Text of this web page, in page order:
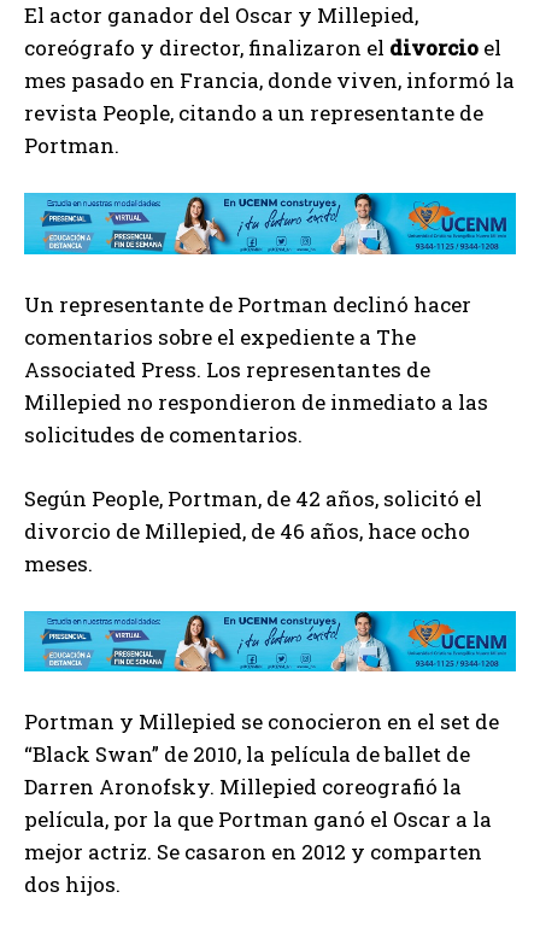
El actor ganador del Oscar y Millepied,
coreógrafo y director, finalizaron el divorcio el
mes pasado en Francia, donde viven, informó la
revista People, citando a un representante de
Portman.
Un representante de Portman declinó hacer
comentarios sobre el expediente a The
Associated Press. Los representantes de
Millepied no respondieron de inmediato a las
solicitudes de comentarios.
Según People, Portman, de 42 años, solicitó el
divorcio de Millepied, de 46 años, hace ocho
meses.
Portman y Millepied se conocieron en el set de
“Black Swan” de 2010, la película de ballet de
Darren Aronofsky. Millepied coreografió la
película, por la que Portman ganó el Oscar a la
mejor actriz. Se casaron en 2012 y comparten
dos hijos.